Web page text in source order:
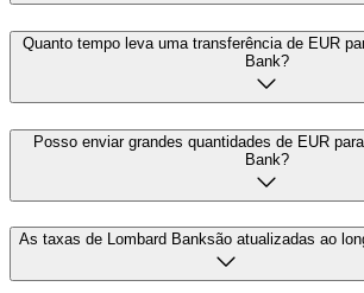
Quanto tempo leva uma transferência de EUR
Bank?
Posso enviar grandes quantidades de EUR
Bank?
As taxas de Lombard Banksão atualizadas ao